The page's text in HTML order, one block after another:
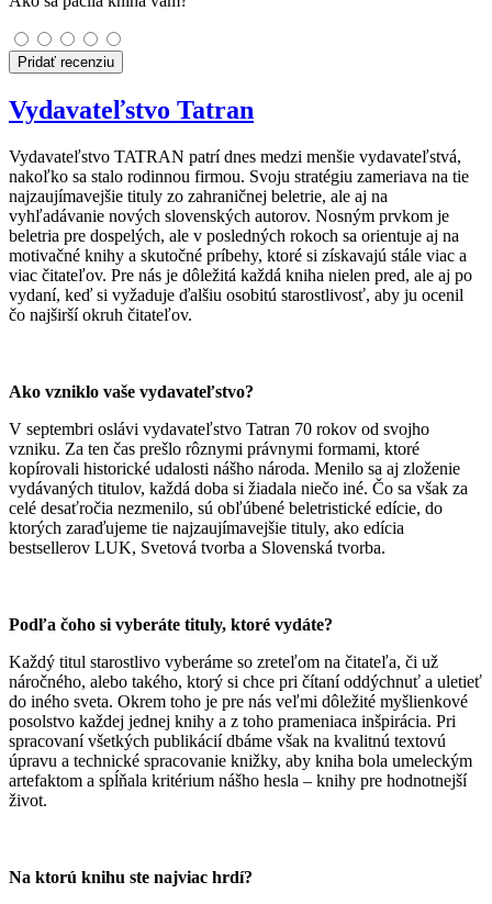
Pridať recenziu
Vydavateľstvo Tatran
Vydavateľstvo TATRAN patrí dnes medzi menšie vydavateľstvá,
nakoľko sa stalo rodinnou firmou. Svoju stratégiu zameriava na tie
najzaujímavejšie tituly zo zahraničnej beletrie, ale aj na
vyhľadávanie nových slovenských autorov. Nosným prvkom je
beletria pre dospelých, ale v posledných rokoch sa orientuje aj na
motivačné knihy a skutočné príbehy, ktoré si získavajú stále viac a
viac čitateľov. Pre nás je dôležitá každá kniha nielen pred, ale aj po
vydaní, keď si vyžaduje ďalšiu osobitú starostlivosť, aby ju ocenil
čo najširší okruh čitateľov.
Ako vzniklo vaše vydavateľstvo?
V septembri oslávi vydavateľstvo Tatran 70 rokov od svojho
vzniku. Za ten čas prešlo rôznymi právnymi formami, ktoré
kopírovali historické udalosti nášho národa. Menilo sa aj zloženie
vydávaných titulov, každá doba si žiadala niečo iné. Čo sa však za
celé desaťročia nezmenilo, sú obľúbené beletristické edície, do
ktorých zaraďujeme tie najzaujímavejšie tituly, ako edícia
bestsellerov LUK, Svetová tvorba a Slovenská tvorba.
Podľa čoho si vyberáte tituly, ktoré vydáte?
Každý titul starostlivo vyberáme so zreteľom na čitateľa, či už
náročného, alebo takého, ktorý si chce pri čítaní oddýchnuť a uletieť
do iného sveta. Okrem toho je pre nás veľmi dôležité myšlienkové
posolstvo každej jednej knihy a z toho prameniaca inšpirácia. Pri
spracovaní všetkých publikácií dbáme však na kvalitnú textovú
úpravu a technické spracovanie knižky, aby kniha bola umeleckým
artefaktom a spĺňala kritérium nášho hesla – knihy pre hodnotnejší
život.
Na ktorú knihu ste najviac hrdí?